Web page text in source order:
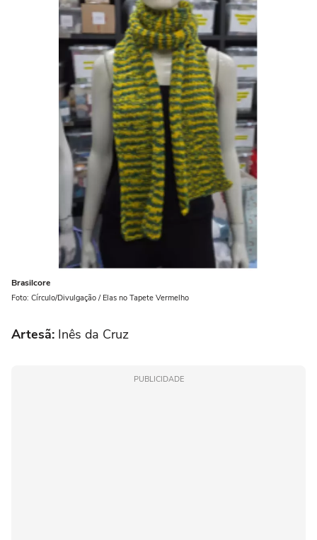
Brasilcore
Foto: Círculo/Divulgação / Elas no Tapete Vermelho
Artesã: Inês da Cruz
PUBLICIDADE